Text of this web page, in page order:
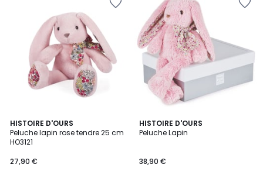
HISTOIRE D'OURS
Peluche lapin rose tendre 25 cm
HO3121
27,90 €
HISTOIRE D'OURS
Peluche Lapin
38,90 €